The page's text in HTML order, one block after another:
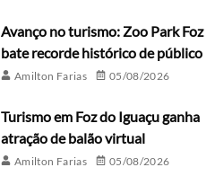
Avanço no turismo: Zoo Park Foz
bate recorde histórico de público
Amilton Farias 05/08/2026
Turismo em Foz do Iguaçu ganha
atração de balão virtual
Amilton Farias 05/08/2026